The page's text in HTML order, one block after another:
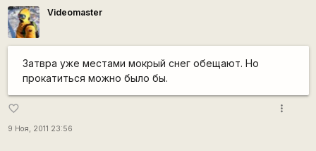
Videomaster
Затвра уже местами мокрый снег обещают. Но
прокатиться можно было бы.
favorite_border
9 Ноя, 2011 23:56
more_vert